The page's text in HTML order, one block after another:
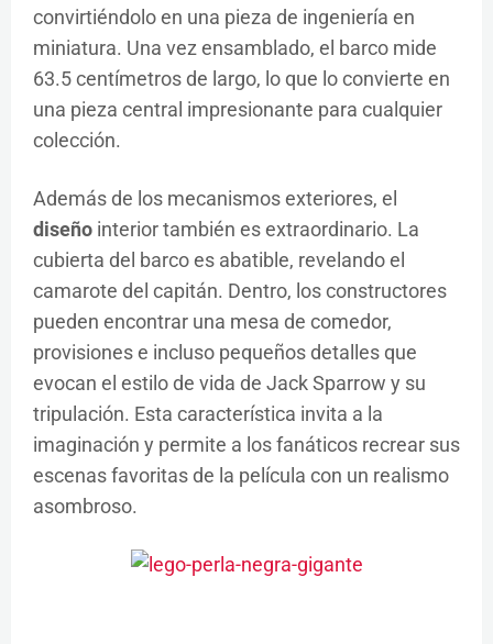
convirtiéndolo en una pieza de ingeniería en
miniatura. Una vez ensamblado, el barco mide
63.5 centímetros de largo, lo que lo convierte en
una pieza central impresionante para cualquier
colección.
Además de los mecanismos exteriores, el
diseño interior también es extraordinario. La
cubierta del barco es abatible, revelando el
camarote del capitán. Dentro, los constructores
pueden encontrar una mesa de comedor,
provisiones e incluso pequeños detalles que
evocan el estilo de vida de Jack Sparrow y su
tripulación. Esta característica invita a la
imaginación y permite a los fanáticos recrear sus
escenas favoritas de la película con un realismo
asombroso.